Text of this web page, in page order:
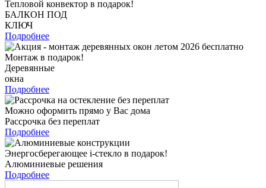
Тепловой конвектор в подарок!
БАЛКОН ПОД
КЛЮЧ
Подробнее
Монтаж в подарок!
Деревянные
окна
Подробнее
Можно оформить прямо у Вас дома
Рассрочка без переплат
Подробнее
Энергосберегающее i-стекло в подарок!
Алюминиевые решения
Подробнее